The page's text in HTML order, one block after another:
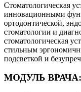
Стоматологическая
инновационными
ортодонтической,
стоматологии и
стоматологическая
стильным
подсветкой и
МОДУЛЬ ВРАЧА: